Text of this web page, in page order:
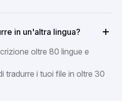
in un'altra lingua?
oltre 80 lingue e
tradurre i tuoi file in oltre 30